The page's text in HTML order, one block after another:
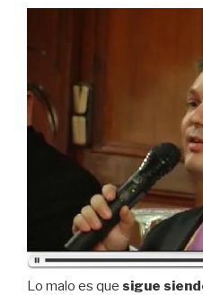
Lo malo es que sigue